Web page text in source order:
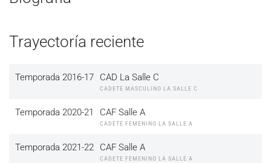
Trayectoría reciente
Temporada 2016-17 CAD La Salle C
CADETE MASCULINO LA SALLE C
Temporada 2020-21 CAF Salle A
CADETE FEMENINO LA SALLE A
Temporada 2021-22 CAF Salle A
CADETE FEMENINO LA SALLE A